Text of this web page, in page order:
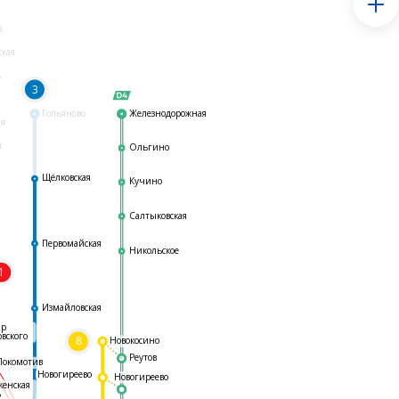
Гольяново
3
8
Железнодорожная
Ольгино
Кучино
Салтыковская
Никольское
Реутов
Измайловская
Первомайская
Щёлковская
Новогиреево
Новогиреево
Новокосино